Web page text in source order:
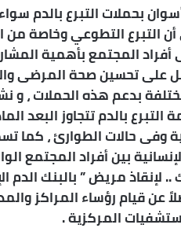
بحملات التبرع بالدم سواء
أن التبرع التطوعي وخاصة
أفراد المجتمع بأهمية
على تحسين صحة المرضى
بدعم هذه الحملات ، و
التبرع بالدم تتجاوز البعد
وفى حالات الطوارئ ،
بين أفراد المجتمع
لإنقاذ مريض ” بالبنك الدم
عن قيام رؤساء المراكز
المركزية .